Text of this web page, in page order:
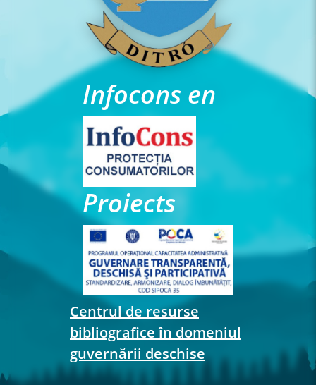
Infocons en
Proiects
Centrul de resurse
bibliografice în domeniul
guvernării deschise